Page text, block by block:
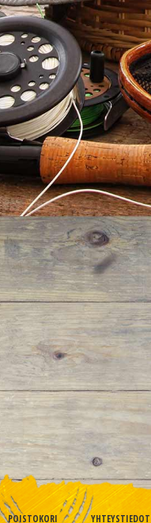
POISTOKORI YHTEYSTIEDOT